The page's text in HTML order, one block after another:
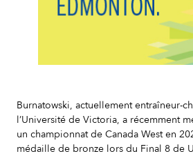
Burnatowski, actuellement entraîneur-
l’Université de Victoria, a récemment
un championnat de Canada West en
médaille de bronze lors du Final 8 de